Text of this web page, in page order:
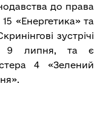
до права
«Енергетика» та
зустрічі
9 липня, та є
4 «Зелений